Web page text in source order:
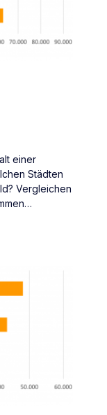
einer
Städten
Vergleichen